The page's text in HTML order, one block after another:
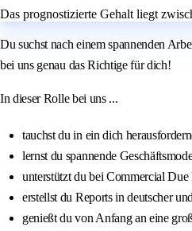
Das prognostizierte Gehalt liegt
Du suchst nach einem spannenden
bei uns genau das Richtige für dich!
In dieser Rolle bei uns ...
tauchst du in ein dich
lernst du spannende
unterstützt du bei Commercial
erstellst du Reports in deutscher
genießt du von Anfang an eine